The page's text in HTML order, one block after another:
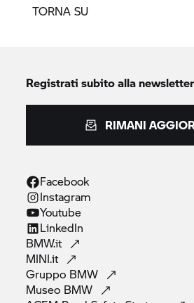
TORNA SU
Registrati subito alla newsletter
RIMANI
Facebook
Instagram
Youtube
LinkedIn
BMW.it
MINI.it
Gruppo BMW
Museo BMW